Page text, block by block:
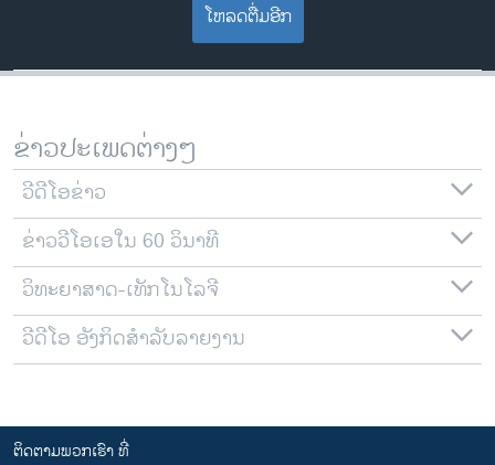
ໂຫລດຕື່ມອີກ
ຂ່າວປະເພດຕ່າງໆ
ວີດີໂອຂ່າວ
ຂ່າວວີໂອເອໃນ 60 ວິນາທີ
ວິທະຍາສາດ-ເທັກໂນໂລຈີ
ວີດີໂອ ອັງກິດສຳລັບລາຍງານ
ຕິດຕາມພວກເຮົາ ທີ່